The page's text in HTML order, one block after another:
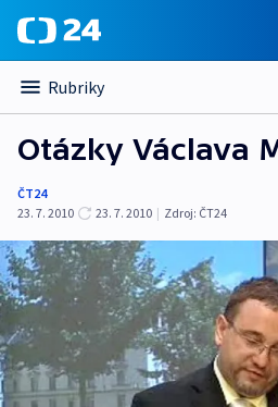
Rubriky
Otázky Václava
ČT24
23. 7. 2010
23. 7. 2010 | Zdroj: ČT24